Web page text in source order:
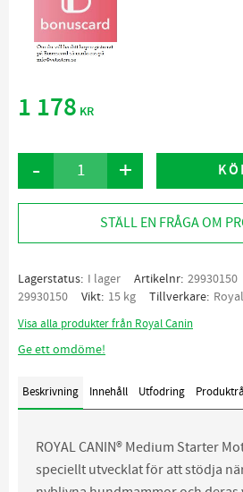
1 178 KR
+
-
STÄLL EN FRÅGA OM
Lagerstatus I lager Artikelnr 29930150
29930150
Vikt 15 kg Tillverkare
Visa alla produkter från Royal Canin
Ge ett omdöme!
Beskrivning Innehåll Utfodring
ROYAL CANIN® Medium Starter
speciellt utvecklat för att stödja